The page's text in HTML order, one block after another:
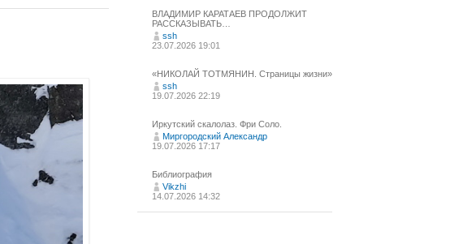
ВЛАДИМИР КАРАТАЕВ ПРОДОЛЖИТ
РАССКАЗЫВАТЬ…
ssh
23.07.2026 19:01
«НИКОЛАЙ ТОТМЯНИН. Страницы жизни»
ssh
19.07.2026 22:19
Иркутский скалолаз. Фри Соло.
Миргородский Александр
19.07.2026 17:17
Библиография
Vikzhi
14.07.2026 14:32